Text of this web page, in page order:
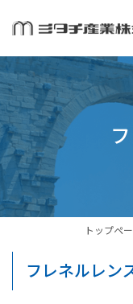
トップペ
フレネルレン